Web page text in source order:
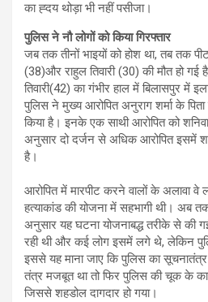
का ह्दय थोड़ा भी नहीं पसीजा।
पुलिस ने नौ लोगों को किया गिरफ्तार
जब तक तीनों भाइयों को होश था, तब तक
(38)और राहुल तिवारी (30) की मौत हो
तिवारी(42) का गंभीर हाल में बिलासपुर में
पुलिस ने मुख्य आरोपित अनुराग शर्मा के पिता
किया है। इनके एक साथी आरोपित को
अनुसार दो दर्जन से अधिक आरोपित इसमें
है।
आरोपित में मारपीट करने वालों के अलावा वे
हत्याकांड की योजना में सहभागी थी। अब
अनुसार यह घटना योजनाबद्ध तरीके से की
रही थी और कई लोग इसमें लगे थे, लेकिन
इससे यह माना जाए कि पुलिस का
तंत्र मजबूत था तो फिर पुलिस की चूक के
जिससे शहडोल दागदार हो गया।